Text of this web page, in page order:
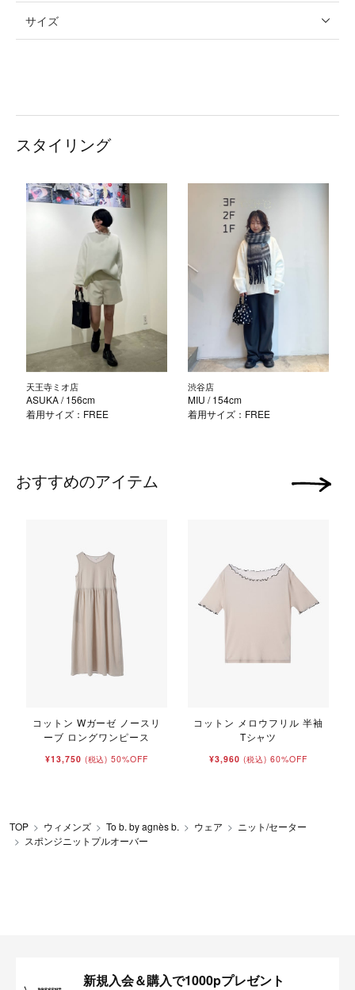
サイズ
スタイリング
天王寺ミオ店
ASUKA/ 156cm
着用サイズ：FREE
渋谷店
MIU / 154cm
着用サイズ：FREE
おすすめのアイテム
コットン Wガーゼ ノースリ
ーブ ロングワンピース
¥13,750 (税込) 50%OFF
コットン メロウフリル 半袖
Tシャツ
¥3,960 (税込) 60%OFF
次の画像
TOP ウィメンズ To b. by agnès b. ウェア
ニット/セーター
スポンジニットプルオーバー
新規入会＆購入で1000pプレゼント